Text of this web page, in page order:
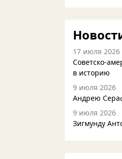
17 июля 2026
Советско-
в историю
9 июля 2026
Андрею
9 июля 2026
Зигмунду